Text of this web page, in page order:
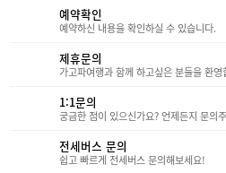
바닥이 어우러져 세련된 분위기를
한 조명과 아트워크가 곳곳에 배치
에서부터 탁 트인 개방감이 느껴져,
기분 좋게 열어주는 공간이었어요
파크 호텔은 3층부터 8층까지 총 4
실을 운영하고 있습니다.​-> 스탠다
드 트윈 / 스위트룸 / 베리어프리룸​
객이 많음에도 패밀리룸이 따로 없
추가해 패밀리처럼 이용할 수 있도
있었습니다.​​​스탠다드 더블룸 (약
유한 온도를 담고 있는 공간이었습
과 아비지동의 객실 하슬라 뮤지엄
장 큰 매력은 아마 오션뷰 욕조일
보며 즐기는 반신욕은그야말로 완
니다.​먼저 솔거동 객실 부터 살펴볼
위트(솔거동) 바닥에 깔린 돌과 붉
특한 인테리어가 매력적이었구요,
하는 느낌이라 신선했습니다.​​슈페
고가 높고,창가 벤치에 앉아 바다와
상할 수 있습니다.스마일 스위트와
예약확인
예약하신 내용을 확인하실 수 있습니다.
제휴문의
가고파여행과 함께 하고싶은 분들을 환영
1:1문의
궁금한 점이 있으신가요? 언제든지 문의
전세버스 문의
쉽고 빠르게 전세버스 문의해보세요!